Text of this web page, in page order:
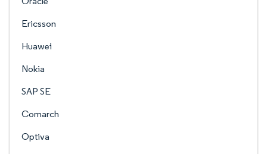
Ericsson
Huawei
Nokia
SAP SE
Comarch
Optiva